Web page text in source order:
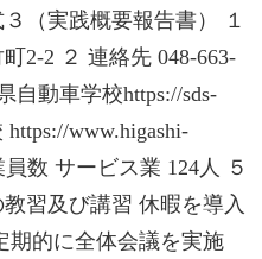
（実践概要報告書） １
2-2 ２ 連絡先 048-663-
自動車学校https://sds-
www.higashi-
数 サービス業 124人 ５
習及び講習 休暇を導入
期的に全体会議を実施